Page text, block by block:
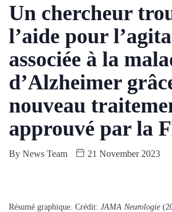
Un chercheur
l’aide pour
associée à la
d’Alzheimer
nouveau
approuvé par la
By News Team 21 November 2023
Résumé graphique. Crédit: JAMA Neurologie